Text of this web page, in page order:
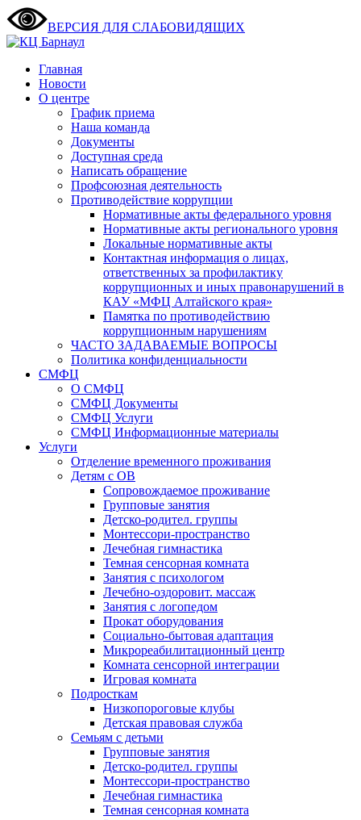
ВЕРСИЯ ДЛЯ СЛАБОВИДЯЩИХ
Главная
Новости
О центре
График приема
Наша команда
Документы
Доступная среда
Написать обращение
Профсоюзная деятельность
Противодействие коррупции
Нормативные акты федерального уровня
Нормативные акты регионального уровня
Локальные нормативные акты
Контактная информация о лицах,
ответственных за профилактику
коррупционных и иных правонарушений в
КАУ «МФЦ Алтайского края»
Памятка по противодействию
коррупционным нарушениям
ЧАСТО ЗАДАВАЕМЫЕ ВОПРОСЫ
Политика конфиденциальности
СМФЦ
О СМФЦ
СМФЦ Документы
СМФЦ Услуги
СМФЦ Информационные материалы
Услуги
Отделение временного проживания
Детям с ОВ
Сопровождаемое проживание
Групповые занятия
Детско-родител. группы
Монтессори-пространство
Лечебная гимнастика
Темная сенсорная комната
Занятия с психологом
Лечебно-оздоровит. массаж
Занятия с логопедом
Прокат оборудования
Социально-бытовая адаптация
Микрореабилитационный центр
Комната сенсорной интеграции
Игровая комната
Подросткам
Низкопороговые клубы
Детская правовая служба
Семьям с детьми
Групповые занятия
Детско-родител. группы
Монтессори-пространство
Лечебная гимнастика
Темная сенсорная комната